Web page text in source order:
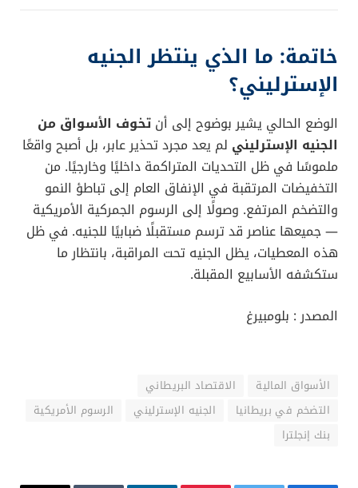
خاتمة: ما الذي ينتظر الجنيه
الإسترليني؟
الوضع الحالي يشير بوضوح إلى أن تخوف الأسواق من
الجنيه الإسترليني لم يعد مجرد تحذير عابر، بل أصبح واقعًا
ملموسًا في ظل التحديات المتراكمة داخليًا وخارجيًا. من
التخفيضات المرتقبة في الإنفاق العام إلى تباطؤ النمو
والتضخم المرتفع. وصولًا إلى الرسوم الجمركية الأمريكية
— جميعها عناصر قد ترسم مستقبلًا ضبابيًا للجنيه. في ظل
هذه المعطيات، يظل الجنيه تحت المراقبة، بانتظار ما
ستكشفه الأسابيع المقبلة.
المصدر : بلومبيرغ
الأسواق المالية
الاقتصاد البريطاني
التضخم في بريطانيا
الجنيه الإسترليني
الرسوم الأمريكية
بنك إنجلترا